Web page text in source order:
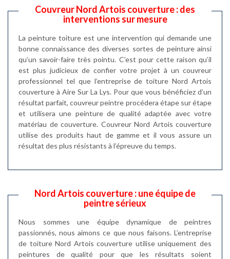
Couvreur Nord Artois couverture : des
interventions sur mesure
La peinture toiture est une intervention qui demande une
bonne connaissance des diverses sortes de peinture ainsi
qu’un savoir-faire très pointu. C’est pour cette raison qu’il
est plus judicieux de confier votre projet à un couvreur
professionnel tel que l’entreprise de toiture Nord Artois
couverture à Aire Sur La Lys. Pour que vous bénéficiez d’un
résultat parfait, couvreur peintre procédera étape sur étape
et utilisera une peinture de qualité adaptée avec votre
matériau de couverture. Couvreur Nord Artois couverture
utilise des produits haut de gamme et il vous assure un
résultat des plus résistants à l’épreuve du temps.
Nord Artois couverture : une équipe de
peintre sérieux
Nous sommes une équipe dynamique de peintres
passionnés, nous aimons ce que nous faisons. L’entreprise
de toiture Nord Artois couverture utilise uniquement des
peintures de qualité pour que les résultats soient